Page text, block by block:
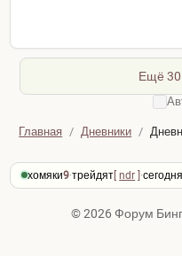
Ещё 30
Главная / Дневники /
хомяки9·трейдят[ndr ]·
© 2026 Форум